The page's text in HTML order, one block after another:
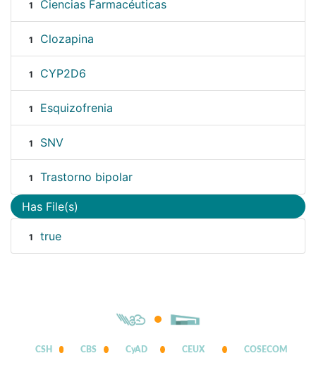
1 Ciencias Farmacéuticas
1 Clozapina
1 CYP2D6
1 Esquizofrenia
1 SNV
1 Trastorno bipolar
Has File(s)
1 true
CSH CBS CyAD CEUX COSECOM